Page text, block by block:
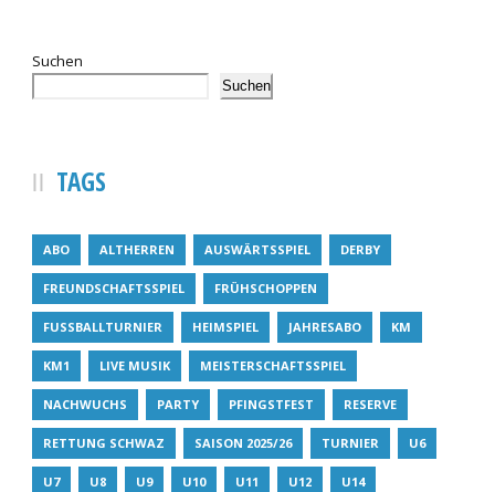
Suchen
Suchen
TAGS
ABO ALTHERREN AUSWÄRTSSPIEL DERBY
FREUNDSCHAFTSSPIEL FRÜHSCHOPPEN
FUSSBALLTURNIER HEIMSPIEL JAHRESABO KM
KM1 LIVE MUSIK MEISTERSCHAFTSSPIEL
NACHWUCHS PARTY PFINGSTFEST RESERVE
RETTUNG SCHWAZ SAISON 2025/26 TURNIER U6
U7 U8 U9 U10 U11 U12 U14